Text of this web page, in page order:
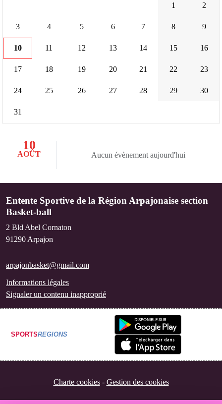
1 2
3 4 5 6 7 8 9
10 11 12 13 14 15 16
17 18 19 20 21 22 23
24 25 26 27 28 29 30
31
10
AOÛT Aucun évènement aujourd'hui
Entente Sportive de la Région Arpajonaise section
Basket-ball
2 Bld Abel Cornaton
91290 Arpajon
arpajonbasket@gmail.com
Informations légales
Signaler un contenu inapproprié
SPORTSREGIONS
Charte cookies Gestion des cookies